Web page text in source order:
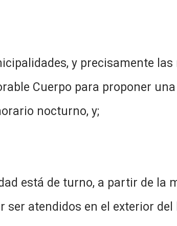
y precisamente
Cuerpo para proponer
nocturno, y;
está de turno, a partir de la
atendidos en el exterior del